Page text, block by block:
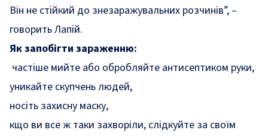
Він не стійкий до знезаражувальних розчинів”, –
говорить Лапій.
Як запобігти зараженню:
частіше мийте або обробляйте антисептиком руки,
уникайте скупчень людей,
носіть захисну маску,
кщо ви все ж таки захворіли, слідкуйте за своїм